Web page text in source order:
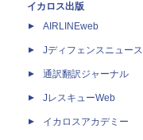
イカロス出版
AIRLINEweb
Jディフェンスニュース
通訳翻訳ジャーナル
JレスキューWeb
イカロスアカデミー